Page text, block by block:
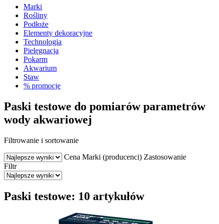
Marki
Rośliny
Podłoże
Elementy dekoracyjne
Technologia
Pielęgnacja
Pokarm
Akwarium
Staw
% promocje
Paski testowe do pomiarów parametrów
wody akwariowej
Filtrowanie i sortowanie
Cena Marki (producenci) Zastosowanie
Filtr
Paski testowe: 10 artykułów